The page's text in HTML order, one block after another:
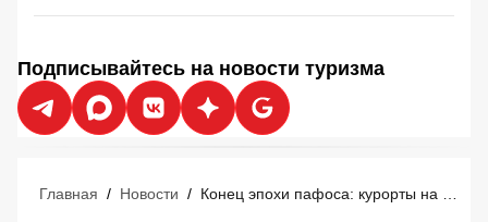
Подписывайтесь на новости туризма
Главная / Новости /